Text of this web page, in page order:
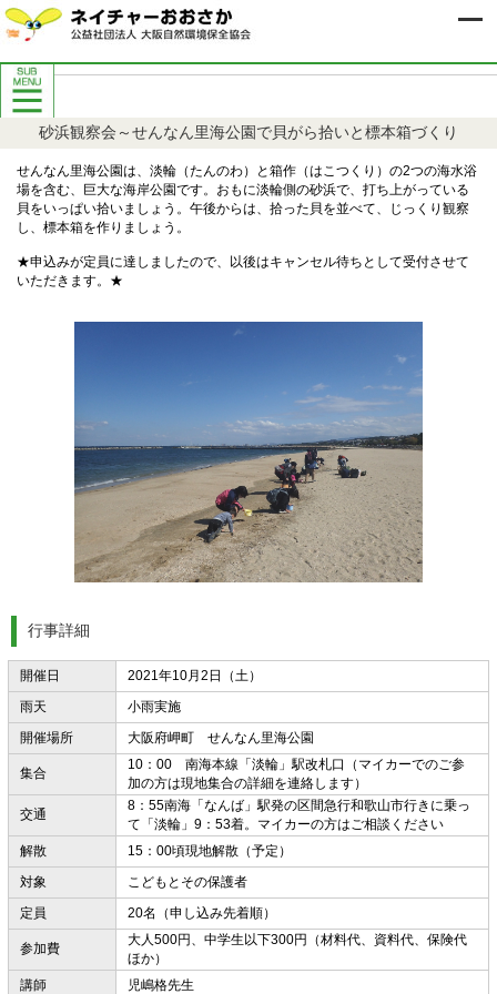
砂浜観察会～せんなん里海公園で貝がら拾いと標本箱づくり
せんなん里海公園は、淡輪（たんのわ）と箱作（はこつくり）の2つの海水浴
場を含む、巨大な海岸公園です。おもに淡輪側の砂浜で、打ち上がっている
貝をいっぱい拾いましょう。午後からは、拾った貝を並べて、じっくり観察
し、標本箱を作りましょう。
★申込みが定員に達しましたので、以後はキャンセル待ちとして受付させて
いただきます。★
行事詳細
開催日
2021年10月2日（土）
雨天
小雨実施
開催場所
大阪府岬町 せんなん里海公園
集合
10：00 南海本線「淡輪」駅改札口（マイカーでのご参
加の方は現地集合の詳細を連絡します）
交通
8：55南海「なんば」駅発の区間急行和歌山市行きに乗っ
て「淡輪」9：53着。マイカーの方はご相談ください
解散
15：00頃現地解散（予定）
対象
こどもとその保護者
定員
20名（申し込み先着順）
参加費
大人500円、中学生以下300円（材料代、資料代、保険代
ほか）
講師
児嶋格先生
8月自然保護イベント案内
9月自然保護イベント案内
過去の自然保護イベント案内